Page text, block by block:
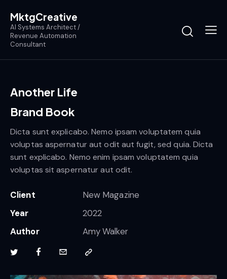
MktgCreative
AI Systems Architect /
Revenue Automation
Consultant
Another Life
Brand Book
Dicta sunt explicabo. Nemo ipsam voluptatem quia
voluptas aspernatur aut odit aut fugit, sed quia. Dicta
sunt explicabo. Nemo enim ipsam voluptatem quia
voluptas sit aspernatur aut odit.
Client
New Magazine
Year
2022
Author
Amy Walker